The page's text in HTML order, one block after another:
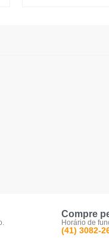
Compre
Horário de
(41) 3082-